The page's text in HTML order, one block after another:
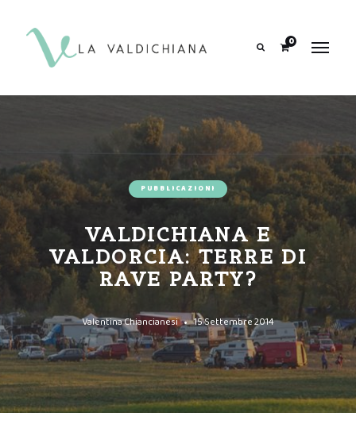
0
PUBBLICAZIONI
VALDICHIANA E
VALDORCIA: TERRE DI
RAVE PARTY?
Valentina Chiancianesi 15 Settembre 2014